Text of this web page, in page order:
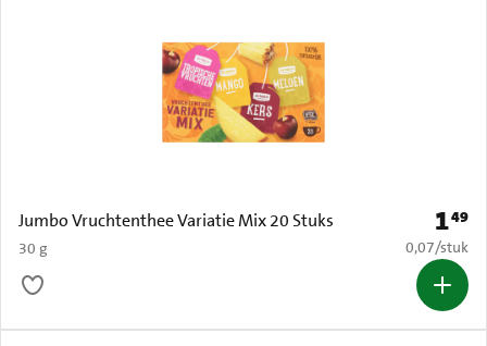
Jumbo Vruchtenthee Variatie Mix 20 Stuks
30 g
Prijs:
149
€ 0,07 per
0,07/stuk